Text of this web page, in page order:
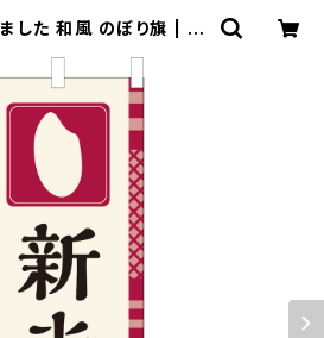
した 和風 のぼり旗 | の